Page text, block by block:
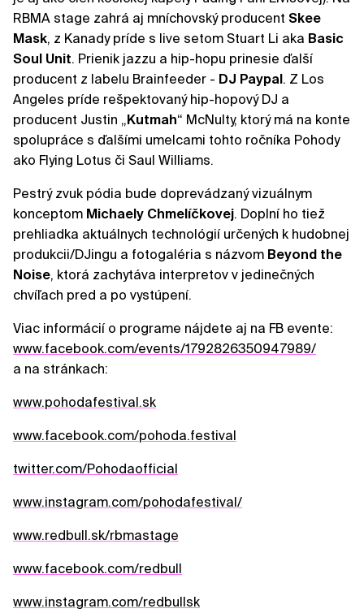
RBMA stage zahrá aj mníchovský producent Skee
Mask, z Kanady príde s live setom Stuart Li aka Basic
Soul Unit. Prienik jazzu a hip-hopu prinesie ďalší
producent z labelu Brainfeeder - DJ Paypal . Z Los
Angeles príde rešpektovaný hip-hopový DJ a
producent Justin „ Kutmah“ McNulty, ktorý má na konte
spolupráce s ďalšími umelcami tohto ročníka Pohody
ako Flying Lotus či Saul Williams.
Pestrý zvuk pódia bude doprevádzaný vizuálnym
konceptom Michaely Chmelíčkovej. Doplní ho tiež
prehliadka aktuálnych technológií určených k hudobnej
produkcii/DJingu a fotogaléria s názvom Beyond the
Noise, ktorá zachytáva interpretov v jedinečných
chvíľach pred a po vystúpení.
Viac informácií o programe nájdete aj na FB evente:
www.facebook.com/events/1792826350947989/
a na stránkach:
www.pohodafestival.sk
www.facebook.com/pohoda.festival
twitter.com/Pohodaofficial
www.instagram.com/pohodafestival/
www.redbull.sk/rbmastage
www.facebook.com/redbull
www.instagram.com/redbullsk